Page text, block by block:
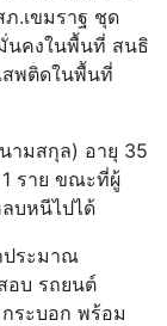
.เขมราฐ ชุด
นคงในพื้นที่ สนธิ
สพติดในพื้นที่
ามสกุล) อายุ 35
ราย ขณะที่ผู้
บหนีไปได้
ประมาณ
อบ รถยนต์
ระบอก พร้อม